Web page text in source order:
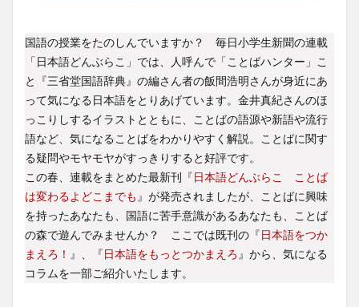
国語の授業をたのしんでいますか？ 毎日小学生新聞の連載
「日本語どんぶらこ」では、人呼んで「ことばハンター」こ
と『三省堂国語辞典』の編さん者の飯間浩明さんが身近にあ
って気になる日本語をとりあげています。金井真紀さんのほ
っこりしするイラストとともに、ことばの語源や新語や流行
語など、気になることばをわかりやすく解説。ことばに関す
る疑問やモヤモヤがすっきりすると好評です。
この春、連載をまとめた最新刊『日本語どんぶらこ ことば
は変わるよどこまでも 』が発売されましたが、ことばに興味
を持ったあなたも、国語に苦手意識があるあなたも、ことば
の森で遊んでみませんか？ ここでは既刊の『日本語をつか
まえろ！ 』、『日本語をもっとつかまえろ 』から、気になる
コラムを一部ご紹介いたします。